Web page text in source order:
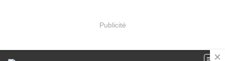
Publicité